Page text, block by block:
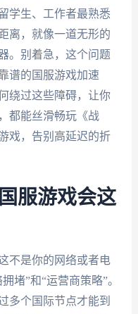
学生、工作者最熟悉
离，就像一道无形的
。别着急，这个问题
谱的国服游戏加速
绕过这些障碍，让你
都能丝滑畅玩《战
戏，告别高延迟的折
服游戏会这
不是你的网络或者电
堵”和“运营商策略”。
多个国际节点才能到